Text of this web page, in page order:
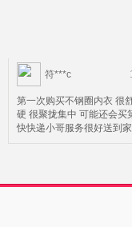
符***c
第一次购买不钢圈内衣 很
硬 很聚拢集中 可能还会买
快快递小哥服务很好送到